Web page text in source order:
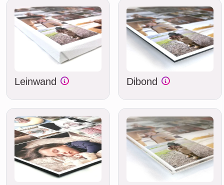
Leinwand Dibond